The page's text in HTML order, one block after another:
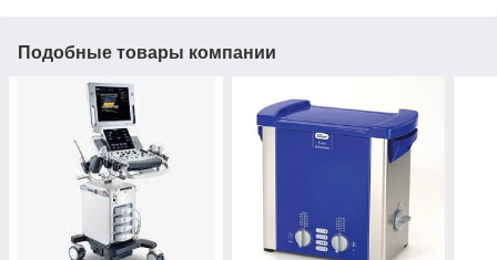
Подобные товары компании